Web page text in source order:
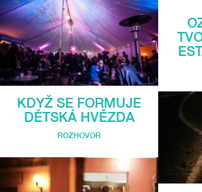
KDYŽ SE FORMUJE
DĚTSKÁ HVĚZDA
ROZHOVOR